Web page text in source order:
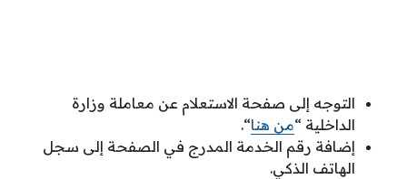
التوجه إلى صفحة الاستعلام عن معاملة وزارة
الداخلية “من هنا“.
إضافة رقم الخدمة المدرج في الصفحة إلى سجل
الهاتف الذكي.